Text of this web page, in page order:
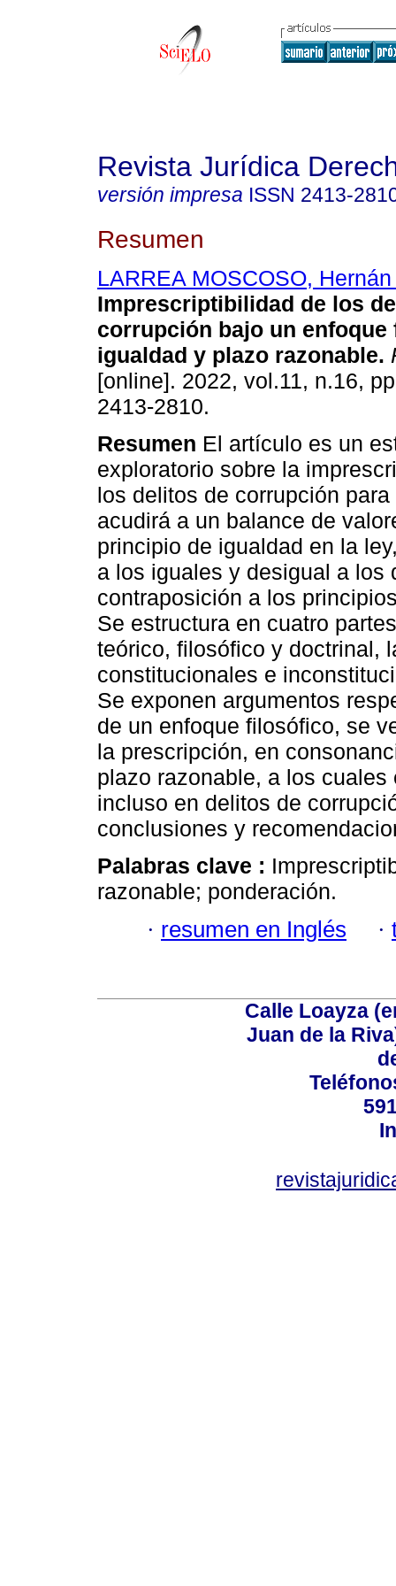
Revista Jurídica
versión impresa ISSN 2413-
Resumen
LARREA MOSCOSO,
Imprescriptibilidad de los
corrupción bajo un
igualdad y plazo razonable.
[online]. 2022, vol.11, n.16,
2413-2810.
Resumen El artículo es un
exploratorio sobre la
los delitos de corrupción
acudirá a un balance de
principio de igualdad en la
a los iguales y desigual a los
contraposición a los
Se estructura en cuatro
teórico, filosófico y doctrinal,
constitucionales e
Se exponen argumentos
de un enfoque filosófico, se
la prescripción, en
plazo razonable, a los
incluso en delitos de
conclusiones y
Palabras clave :
razonable; ponderación.
· resumen en Inglés ·
Calle Loayza
Juan de la